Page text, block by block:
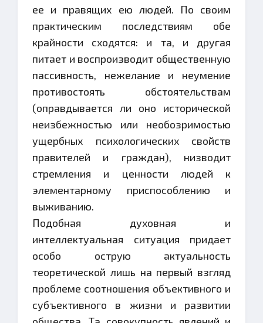
ее и правящих ею людей. По своим
практическим последствиям обе
крайности сходятся: и та, и другая
питает и воспроизводит общественную
пассивность, нежелание и неумение
противостоять обстоятельствам
(оправдывается ли оно исторической
неизбежностью или необозримостью
ущербных психологических свойств
правителей и граждан), низводит
стремления и ценности людей к
элементарному приспособлению и
выживанию.
Подобная духовная и
интеллектуальная ситуация придает
особо острую актуальность
теоретической лишь на первый взгляд
проблеме соотношения объективного и
субъективного в жизни и развитии